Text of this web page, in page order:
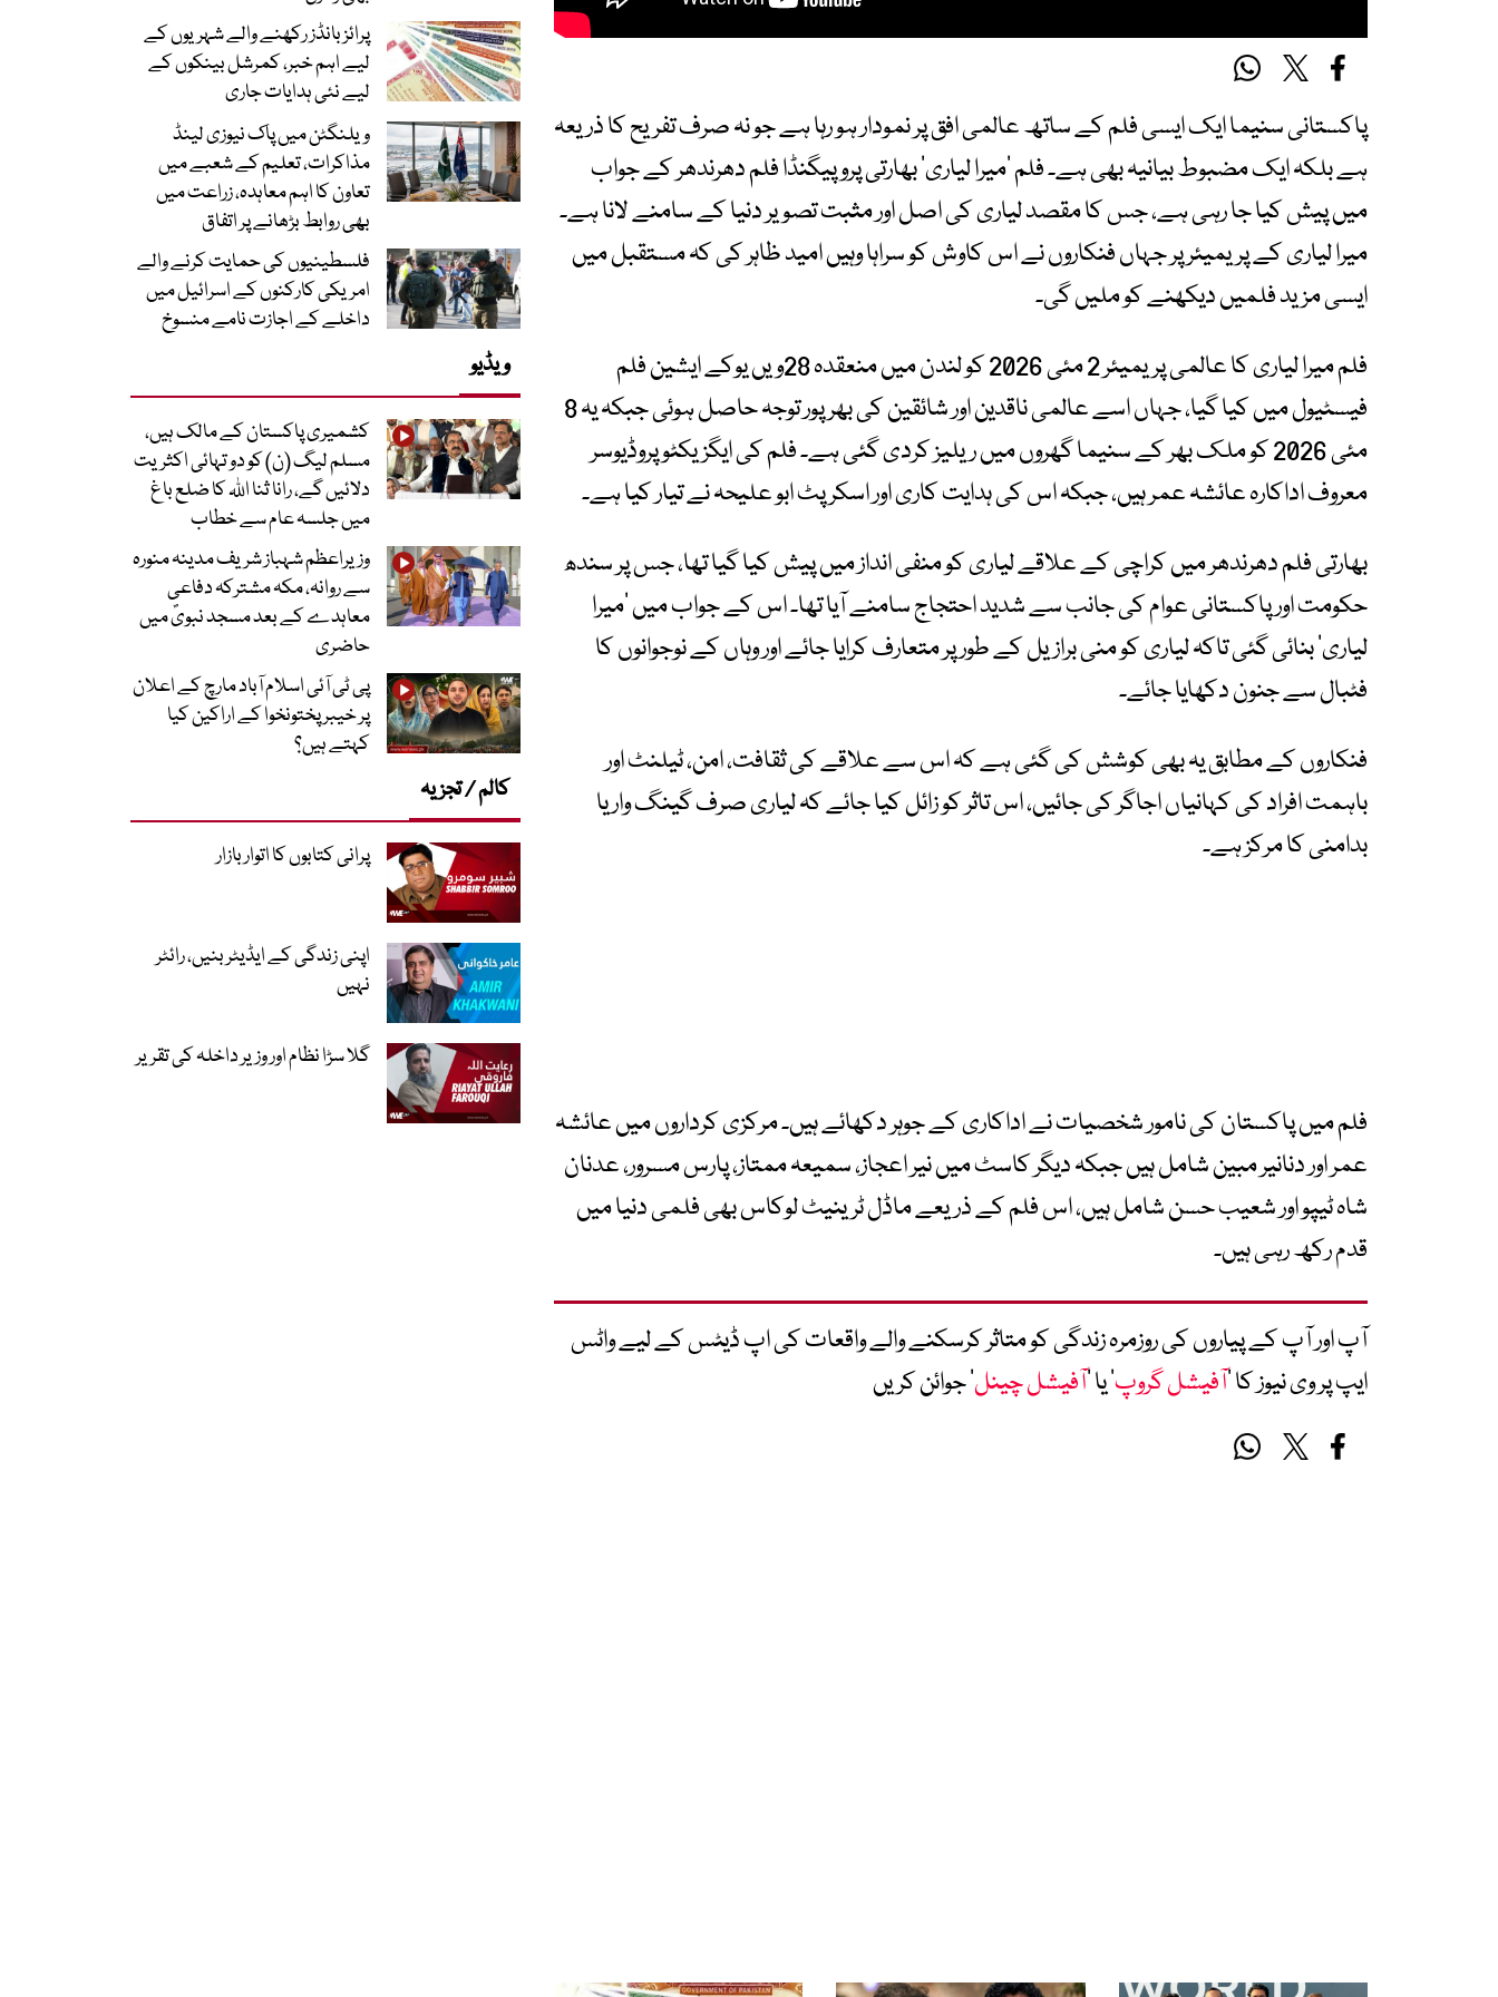
پاکستانی سنیما ایک ایسی فلم کے ساتھ عالمی افق پر نمودار ہو رہا ہے جو نہ صرف تفریح کا ذریعہ
ہے بلکہ ایک مضبوط بیانیہ بھی ہے۔ فلم ’میرا لیاری‘ بھارتی پروپیگنڈا فلم دھرندھر کے جواب
میں پیش کیا جا رہی ہے، جس کا مقصد لیاری کی اصل اور مثبت تصویر دنیا کے سامنے لانا ہے۔
میرا لیاری کے پریمیئر پر جہاں فنکاروں نے اس کاوش کو سراہا وہیں امید ظاہر کی کہ مستقبل میں
ایسی مزید فلمیں دیکھنے کو ملیں گی۔
فلم میرا لیاری کا عالمی پریمیئر 2 مئی 2026 کو لندن میں منعقدہ 28ویں یوکے ایشین فلم
فیسٹیول میں کیا گیا، جہاں اسے عالمی ناقدین اور شائقین کی بھرپور توجہ حاصل ہوئی جبکہ یہ 8
مئی 2026 کو ملک بھر کے سنیما گھروں میں ریلیز کردی گئی ہے۔ فلم کی ایگزیکٹو پروڈیوسر
معروف اداکارہ عائشہ عمر ہیں، جبکہ اس کی ہدایت کاری اور اسکرپٹ ابو علیحہ نے تیار کیا ہے۔
بھارتی فلم دھرندھر میں کراچی کے علاقے لیاری کو منفی انداز میں پیش کیا گیا تھا، جس پر سندھ
حکومت اور پاکستانی عوام کی جانب سے شدید احتجاج سامنے آیا تھا۔ اس کے جواب میں ’میرا
لیاری‘ بنائی گئی تاکہ لیاری کو منی برازیل کے طور پر متعارف کرایا جائے اور وہاں کے نوجوانوں کا
فٹبال سے جنون دکھایا جائے۔
فنکاروں کے مطابق یہ بھی کوشش کی گئی ہے کہ اس سے علاقے کی ثقافت، امن، ٹیلنٹ اور
باہمت افراد کی کہانیاں اجاگر کی جائیں، اس تاثر کو زائل کیا جائے کہ لیاری صرف گینگ وار یا
بدامنی کا مرکز ہے۔
فلم میں پاکستان کی نامور شخصیات نے اداکاری کے جوہر دکھائے ہیں۔ مرکزی کرداروں میں عائشہ
عمر اور دنانیر مبین شامل ہیں جبکہ دیگر کاسٹ میں نیر اعجاز، سمیعہ ممتاز، پارس مسرور، عدنان
شاہ ٹیپو اور شعیب حسن شامل ہیں، اس فلم کے ذریعے ماڈل ٹرینیٹ لوکاس بھی فلمی دنیا میں
قدم رکھ رہی ہیں۔
آپ اور آپ کے پیاروں کی روزمرہ زندگی کو متاثر کرسکنے والے واقعات کی اپ ڈیٹس کے لیے واٹس
ایپ پر وی نیوز کا ’آفیشل گروپ‘ یا ’آفیشل چینل‘ جوائن کریں
پرائز بانڈز رکھنے والے شہریوں کے
لیے اہم خبر، کمرشل بینکوں کے
لیے نئی ہدایات جاری
ویلنگٹن میں پاک نیوزی لینڈ
مذاکرات، تعلیم کے شعبے میں
تعاون کا اہم معاہدہ، زراعت میں
بھی روابط بڑھانے پر اتفاق
فلسطینیوں کی حمایت کرنے والے
امریکی کارکنوں کے اسرائیل میں
داخلے کے اجازت نامے منسوخ
ویڈیو
کشمیری پاکستان کے مالک ہیں،
مسلم لیگ (ن) کو دو تہائی اکثریت
دلائیں گے، رانا ثنا اللہ کا ضلع باغ
میں جلسہ عام سے خطاب
وزیراعظم شہباز شریف مدینہ منورہ
سے روانہ، مکہ مشترکہ دفاعی
معاہدے کے بعد مسجد نبویؐ میں
حاضری
پی ٹی آئی اسلام آباد مارچ کے اعلان
پر خیبر پختونخوا کے اراکین کیا
کہتے ہیں؟
کالم / تجزیہ
پرانی کتابوں کا اتوار بازار
اپنی زندگی کے ایڈیٹر بنیں، رائٹر
نہیں
گلا سڑا نظام اور وزیر داخلہ کی تقریر